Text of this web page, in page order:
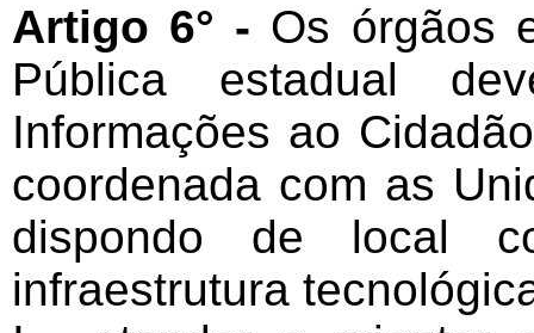
Artigo 6° - Os órgãos
Pública estadual
Informações ao
coordenada com as
dispondo de local
infraestrutura